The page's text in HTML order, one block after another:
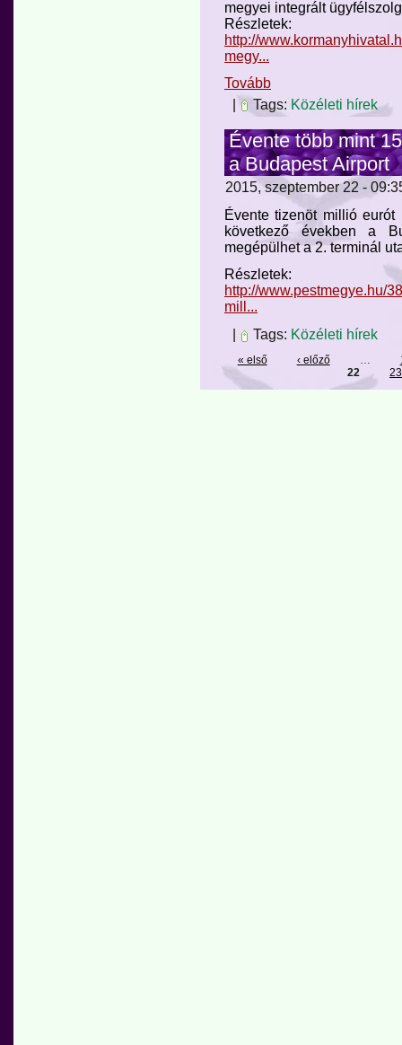
megyei integrált
Részletek:
http://
megy...
Tovább
Tags: Közéleti hírek
Évente több mint
a Budapest Airport
2015, szeptember 22 -
Évente tizenöt millió
következő években a
megépülhet a 2. terminál
Részletek:
http://www.pestmegye.hu/
mill...
Tags: Közéleti hírek
« első ‹ előző
22
23